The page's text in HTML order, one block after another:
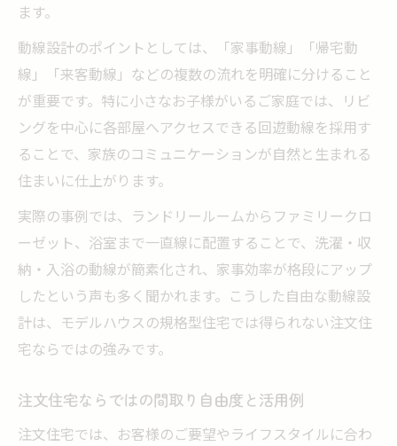
ます。
動線設計のポイントとしては、「家事動線」「帰宅動
線」「来客動線」などの複数の流れを明確に分けること
が重要です。特に小さなお子様がいるご家庭では、リビ
ングを中心に各部屋へアクセスできる回遊動線を採用す
ることで、家族のコミュニケーションが自然と生まれる
住まいに仕上がります。
実際の事例では、ランドリールームからファミリークロ
ーゼット、浴室まで一直線に配置することで、洗濯・収
納・入浴の動線が簡素化され、家事効率が格段にアップ
したという声も多く聞かれます。こうした自由な動線設
計は、モデルハウスの規格型住宅では得られない注文住
宅ならではの強みです。
注文住宅ならではの間取り自由度と活用例
注文住宅では、お客様のご要望やライフスタイルに合わ